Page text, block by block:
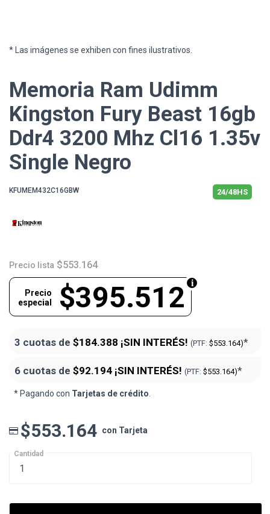
* Las imágenes se exhiben con fines ilustrativos.
Memoria Ram Udimm
Kingston Fury Beast 16gb
Ddr4 3200 Mhz Cl16 1.35v
Single Negro
KFUMEM432C16GBW 24/48HS
Precio lista $553.164
$395.512
Precio
especial
3 cuotas de $184.388 ¡SIN INTERÉS! (PTF: $553.164)*
6 cuotas de $92.194 ¡SIN INTERÉS! (PTF: $553.164)*
* Pagando con Tarjetas de crédito.
$553.164 con Tarjeta
Cantidad